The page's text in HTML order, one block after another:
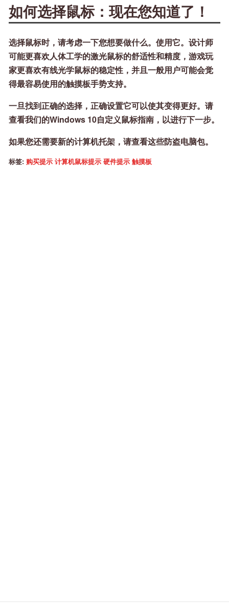
如何选择鼠标：现在您知道了！
选择鼠标时，请考虑一下您想要做什么。使用它。设计师
可能更喜欢人体工学的激光鼠标的舒适性和精度，游戏玩
家更喜欢有线光学鼠标的稳定性，并且一般用户可能会觉
得最容易使用的触摸板手势支持。
一旦找到正确的选择，正确设置它可以使其变得更好。请
查看我们的Windows 10自定义鼠标指南，以进行下一步。
如果您还需要新的计算机托架，请查看这些防盗电脑包。
标签: 购买提示 计算机鼠标提示 硬件提示 触摸板